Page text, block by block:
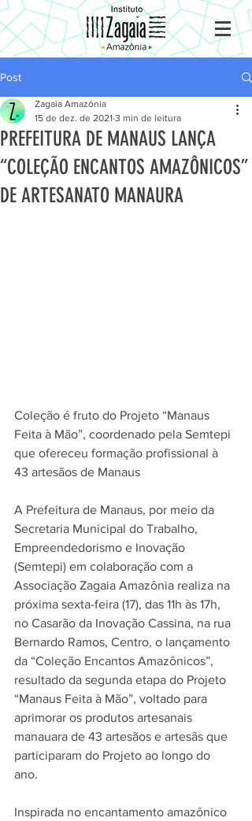
Post
PREFEITURA DE MANAUS LANÇA
“COLEÇÃO ENCANTOS AMAZÔNICOS”
DE ARTESANATO MANAURA
Zagaia Amazônia
15 de dez. de 2021 3 min de leitura
Coleção é fruto do Projeto “Manaus
Feita à Mão”, coordenado pela Semtepi
que ofereceu formação profissional à
43 artesãos de Manaus
A Prefeitura de Manaus, por meio da
Secretaria Municipal do Trabalho,
Empreendedorismo e Inovação
(Semtepi) em colaboração com a
Associação Zagaia Amazônia realiza na
próxima sexta-feira (17), das 11h às 17h,
no Casarão da Inovação Cassina, na rua
Bernardo Ramos, Centro, o lançamento
da “Coleção Encantos Amazônicos”,
resultado da segunda etapa do Projeto
“Manaus Feita à Mão”, voltado para
aprimorar os produtos artesanais
manauara de 43 artesãos e artesãs que
participaram do Projeto ao longo do
ano.
Inspirada no encantamento amazônico